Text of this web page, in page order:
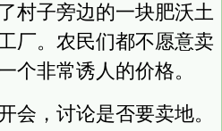
村子旁边的一块肥沃土
厂。农民们都不愿意卖
个非常诱人的价格。
会，讨论是否要卖地。